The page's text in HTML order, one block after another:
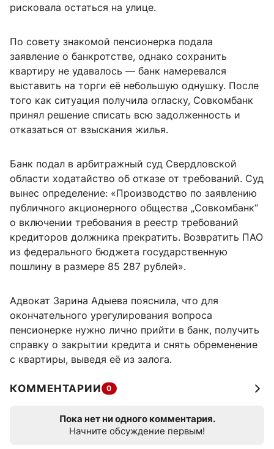
рисковала остаться на улице.
По совету знакомой пенсионерка подала
заявление о банкротстве, однако сохранить
квартиру не удавалось — банк намеревался
выставить на торги её небольшую однушку. После
того как ситуация получила огласку, Совкомбанк
принял решение списать всю задолженность и
отказаться от взыскания жилья.
Банк подал в арбитражный суд Свердловской
области ходатайство об отказе от требований. Суд
вынес определение: «Производство по заявлению
публичного акционерного общества „Совкомбанк“
о включении требования в реестр требований
кредиторов должника прекратить. Возвратить ПАО
из федерального бюджета государственную
пошлину в размере 85 287 рублей».
Адвокат Зарина Адыева пояснила, что для
окончательного урегулирования вопроса
пенсионерке нужно лично прийти в банк, получить
справку о закрытии кредита и снять обременение
с квартиры, выведя её из залога.
КОММЕНТАРИИ 0
Пока нет ни одного комментария.
Начните обсуждение первым!